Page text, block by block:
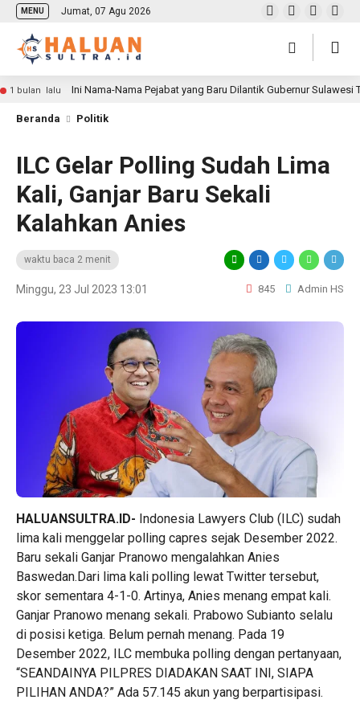
MENU Jumat, 07 Agu 2026
1 bulan lalu Ini Nama-Nama Pejabat yang Baru Dilantik Gubernur Sulawesi
Beranda Politik
ILC Gelar Polling Sudah Lima
Kali, Ganjar Baru Sekali
Kalahkan Anies
waktu baca 2 menit
Minggu, 23 Jul 2023 13:01 845 Admin HS
HALUANSULTRA.ID- Indonesia Lawyers Club (ILC) sudah
lima kali menggelar polling capres sejak Desember 2022.
Baru sekali Ganjar Pranowo mengalahkan Anies
Baswedan.Dari lima kali polling lewat Twitter tersebut,
skor sementara 4-1-0. Artinya, Anies menang empat kali.
Ganjar Pranowo menang sekali. Prabowo Subianto selalu
di posisi ketiga. Belum pernah menang. Pada 19
Desember 2022, ILC membuka polling dengan pertanyaan,
“SEANDAINYA PILPRES DIADAKAN SAAT INI, SIAPA
PILIHAN ANDA?” Ada 57.145 akun yang berpartisipasi.